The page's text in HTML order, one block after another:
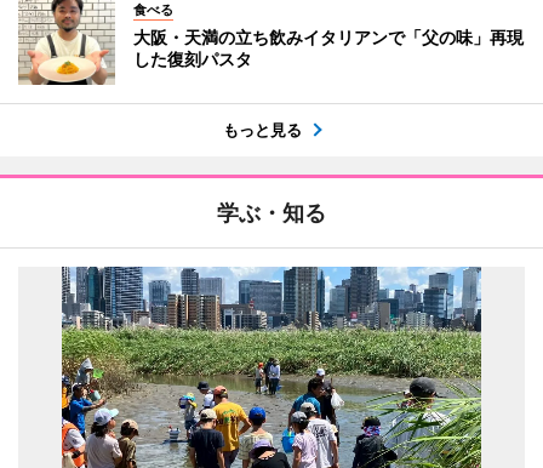
食べる
大阪・天満の立ち飲みイタリアンで「父の味」再現
した復刻パスタ
もっと見る
学ぶ・知る